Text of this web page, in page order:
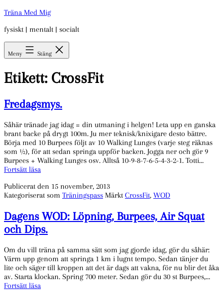
Hoppa
innehåll
Träna Med Mig
fysiskt | mentalt | socialt
Meny Stäng
Etikett: CrossFit
Fredagsmys.
Såhär tränade jag idag = din utmaning i helgen! Leta upp en ganska
brant backe på drygt 100m. Ju mer teknisk/knixigare desto bättre.
Börja med 10 Burpees följt av 10 Walking Lunges (varje steg räknas
som ½), för att sedan springa uppför backen. Jogga ner och gör 9
Burpees + Walking Lunges osv. Alltså 10-9-8-7-6-5-4-3-2-1. Totti…
Fortsätt läsaFredagsmys.
Publicerat den 15 november, 2013
Kategoriserat som Träningspass Märkt CrossFit, WOD
Dagens WOD: Löpning, Burpees, Air Squat
och Dips.
Om du vill träna på samma sätt som jag gjorde idag, gör du såhär:
Värm upp genom att springa 1 km i lugnt tempo. Sedan tänjer du
lite och säger till kroppen att det är dags att vakna, för nu blir det åka
av. Starta klockan. Spring 700 meter. Sedan gör du 30 st Burpees,…
Fortsätt läsa